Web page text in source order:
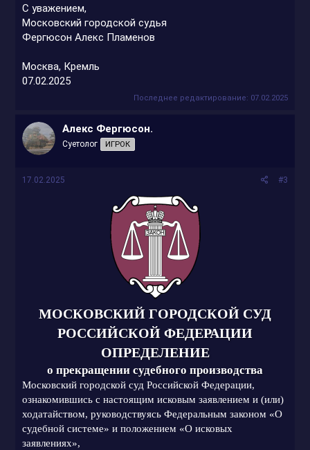
С уважением,
Московский городской судья
Фергюсон Алекс Пламенов
Москва, Кремль
07.02.2025
Последнее редактирование: 07.02.2025
Алекс Фергюсон.
Суетолог ИГРОК
17.02.2025 #3
МОСКОВСКИЙ ГОРОДСКОЙ СУД
РОССИЙСКОЙ ФЕДЕРАЦИИ
ОПРЕДЕЛЕНИЕ
о прекращении судебного производства
Московский городской суд Российской Федерации,
ознакомившись с настоящим исковым заявлением и (или)
ходатайством, руководствуясь Федеральным законом «О
судебной системе» и положением «О исковых
заявлениях»,